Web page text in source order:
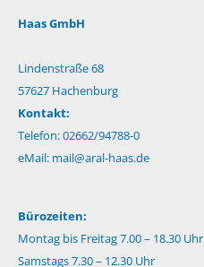
Haas GmbH
Lindenstraße 68
57627 Hachenburg
Kontakt:
Telefon: 02662/94788-0
eMail: mail@aral-haas.de
Bürozeiten:
Montag bis Freitag 7.00 – 18.30 Uhr
Samstags 7.30 – 12.30 Uhr